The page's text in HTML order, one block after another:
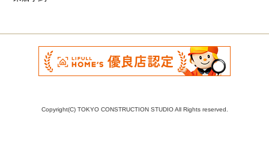
Copyright(C) TOKYO CONSTRUCTION STUDIO All Rights reserved.